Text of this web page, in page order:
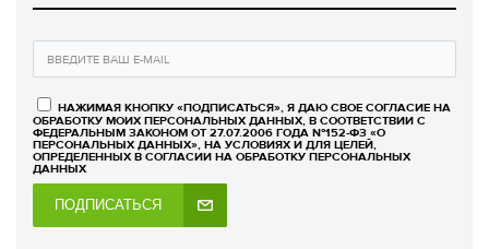
НАЖИМАЯ КНОПКУ «ПОДПИСАТЬСЯ», Я ДАЮ СВОЕ СОГЛАСИЕ НА
ОБРАБОТКУ МОИХ ПЕРСОНАЛЬНЫХ ДАННЫХ, В СООТВЕТСТВИИ С
ФЕДЕРАЛЬНЫМ ЗАКОНОМ ОТ 27.07.2006 ГОДА №152-ФЗ «О
ПЕРСОНАЛЬНЫХ ДАННЫХ», НА УСЛОВИЯХ И ДЛЯ ЦЕЛЕЙ,
ОПРЕДЕЛЕННЫХ В СОГЛАСИИ НА ОБРАБОТКУ ПЕРСОНАЛЬНЫХ
ДАННЫХ
ПОДПИСАТЬСЯ